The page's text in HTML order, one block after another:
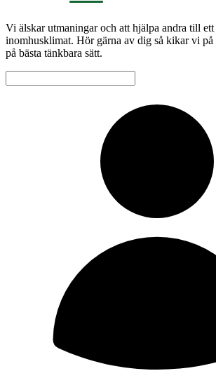
Vi älskar utmaningar och att hjälpa andra till
inomhusklimat. Hör gärna av dig så kikar vi
på bästa tänkbara sätt.